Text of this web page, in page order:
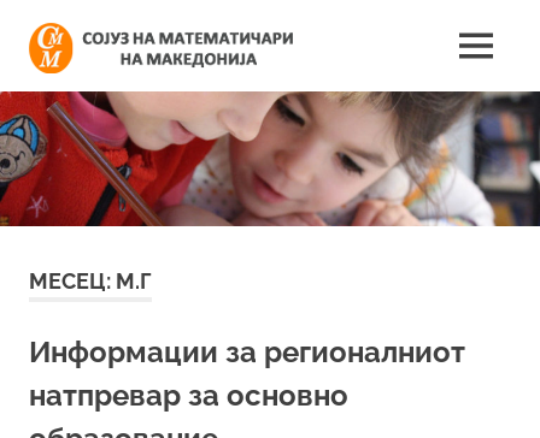
content
на
на
информации
поврзани
со
работата
на
MENU
МЕСЕЦ: М.Г
Информации за регионалниот
натпревар за основно